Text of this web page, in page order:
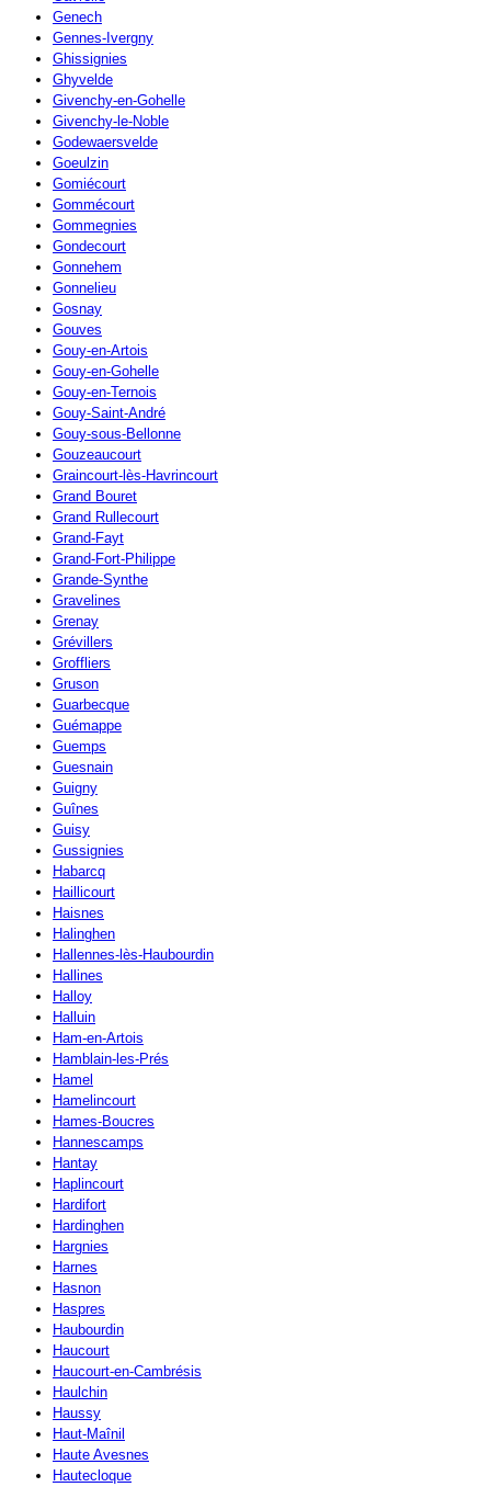
Genech
Gennes-Ivergny
Ghissignies
Ghyvelde
Givenchy-en-Gohelle
Givenchy-le-Noble
Godewaersvelde
Goeulzin
Gomiécourt
Gommécourt
Gommegnies
Gondecourt
Gonnehem
Gonnelieu
Gosnay
Gouves
Gouy-en-Artois
Gouy-en-Gohelle
Gouy-en-Ternois
Gouy-Saint-André
Gouy-sous-Bellonne
Gouzeaucourt
Graincourt-lès-Havrincourt
Grand Bouret
Grand Rullecourt
Grand-Fayt
Grand-Fort-Philippe
Grande-Synthe
Gravelines
Grenay
Grévillers
Groffliers
Gruson
Guarbecque
Guémappe
Guemps
Guesnain
Guigny
Guînes
Guisy
Gussignies
Habarcq
Haillicourt
Haisnes
Halinghen
Hallennes-lès-Haubourdin
Hallines
Halloy
Halluin
Ham-en-Artois
Hamblain-les-Prés
Hamel
Hamelincourt
Hames-Boucres
Hannescamps
Hantay
Haplincourt
Hardifort
Hardinghen
Hargnies
Harnes
Hasnon
Haspres
Haubourdin
Haucourt
Haucourt-en-Cambrésis
Haulchin
Haussy
Haut-Maînil
Haute Avesnes
Hautecloque